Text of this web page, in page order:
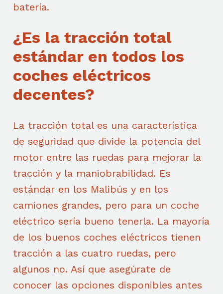
batería.
¿Es la tracción total
estándar en todos los
coches eléctricos
decentes?
La tracción total es una característica
de seguridad que divide la potencia del
motor entre las ruedas para mejorar la
tracción y la maniobrabilidad. Es
estándar en los Malibús y en los
camiones grandes, pero para un coche
eléctrico sería bueno tenerla. La mayoría
de los buenos coches eléctricos tienen
tracción a las cuatro ruedas, pero
algunos no. Así que asegúrate de
conocer las opciones disponibles antes